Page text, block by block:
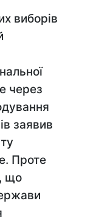
виборів
через
заявив
Проте
що